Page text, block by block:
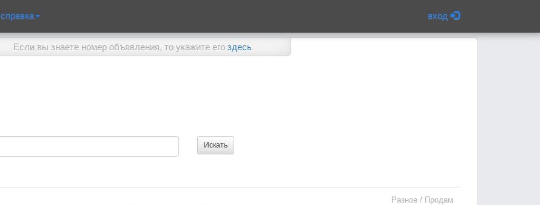
справка вход
Если вы знаете номер объявления, то укажите его здесь
Разное / Продам